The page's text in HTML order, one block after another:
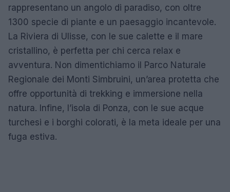
rappresentano un angolo di paradiso, con oltre
1300 specie di piante e un paesaggio incantevole.
La Riviera di Ulisse, con le sue calette e il mare
cristallino, è perfetta per chi cerca relax e
avventura. Non dimentichiamo il Parco Naturale
Regionale dei Monti Simbruini, un’area protetta che
offre opportunità di trekking e immersione nella
natura. Infine, l’isola di Ponza, con le sue acque
turchesi e i borghi colorati, è la meta ideale per una
fuga estiva.